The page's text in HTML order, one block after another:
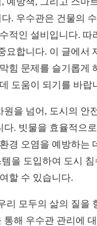
. 우수관은 건물의
적인 설비입니다. 따
요합니다. 이 글에서
힘 문제를 슬기롭게
도움이 되기를 바랍
을 넘어, 도시의 안
. 빗물을 효율적으
경 오염을 예방하는
을 도입하여 도시 침
할 수 있습니다.
리 모두의 삶의 질을
통해 우수관 관리에